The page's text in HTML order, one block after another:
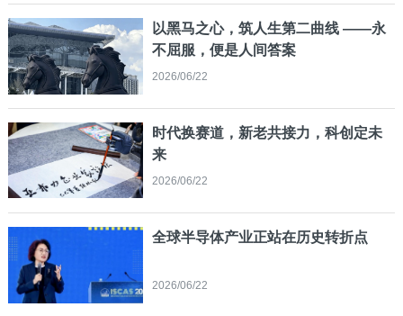
以黑马之心，筑人生第二曲线 ——永
不屈服，便是人间答案
2026/06/22
时代换赛道，新老共接力，科创定未
来
2026/06/22
全球半导体产业正站在历史转折点
2026/06/22